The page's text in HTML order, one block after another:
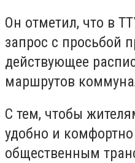
Он отметил, что в
запрос с просьбой
действующее
маршрутов
С тем, чтобы
удобно и комфортно
общественным